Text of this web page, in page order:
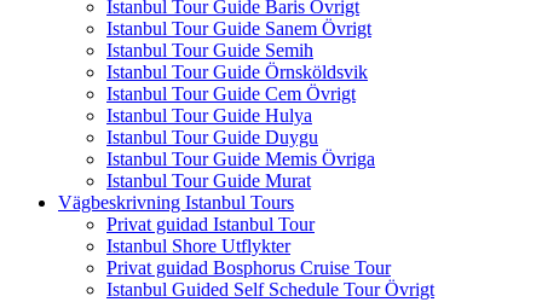
Istanbul Tour Guide Baris Övrigt
Istanbul Tour Guide Sanem Övrigt
Istanbul Tour Guide Semih
Istanbul Tour Guide Örnsköldsvik
Istanbul Tour Guide Cem Övrigt
Istanbul Tour Guide Hulya
Istanbul Tour Guide Duygu
Istanbul Tour Guide Memis Övriga
Istanbul Tour Guide Murat
Vägbeskrivning Istanbul Tours
Privat guidad Istanbul Tour
Istanbul Shore Utflykter
Privat guidad Bosphorus Cruise Tour
Istanbul Guided Self Schedule Tour Övrigt